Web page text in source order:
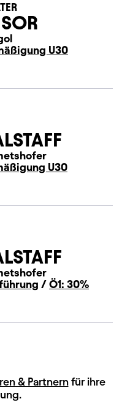
U30
U30
/ Ö1: 30%
& Partnernfür ihre